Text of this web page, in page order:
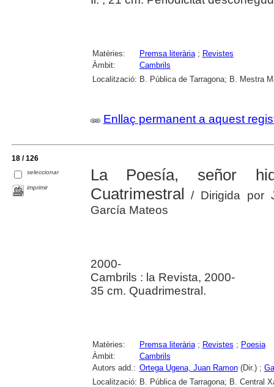
Matèries: Premsa literària; Revistes
Àmbit:
Cambrils
Localització: B. Pública de Tarragona; B. Mestra
Enllaç permanent a aquest
18 / 126
seleccionar
imprimir
La Poesía, señor
Cuatrimestral / Dirigida por
García Mateos
2000-
Cambrils : la Revista, 2000-
35 cm. Quadrimestral.
Matèries: Premsa literària; Revistes ; Poesia
Àmbit:
Cambrils
Autors add.: Ortega Ugena, Juan Ramon(Dir.) ;
Localització: B. Pública de Tarragona; B. Central